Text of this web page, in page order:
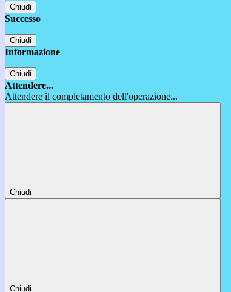
Chiudi
Successo
Chiudi
Informazione
Chiudi
Attendere...
Attendere il completamento dell'operazione...
Chiudi
Chiudi